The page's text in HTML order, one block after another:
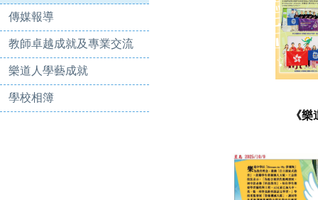
傳媒報導
教師卓越成就及專業交流
樂道人學藝成就
學校相簿
《